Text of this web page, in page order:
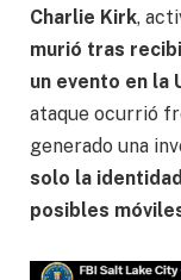
Charlie Kirk,
murió tras
un evento en la
ataque ocurrió
generado una
solo la
posibles